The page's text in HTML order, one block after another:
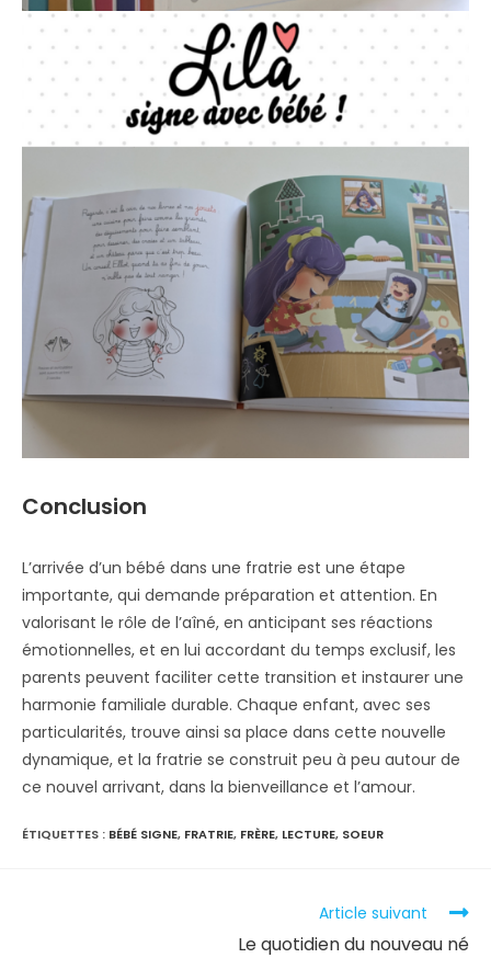
Conclusion
L’arrivée d’un bébé dans une fratrie est une étape
importante, qui demande préparation et attention. En
valorisant le rôle de l’aîné, en anticipant ses réactions
émotionnelles, et en lui accordant du temps exclusif, les
parents peuvent faciliter cette transition et instaurer une
harmonie familiale durable. Chaque enfant, avec ses
particularités, trouve ainsi sa place dans cette nouvelle
dynamique, et la fratrie se construit peu à peu autour de
ce nouvel arrivant, dans la bienveillance et l’amour.
ÉTIQUETTES : BÉBÉ SIGNE, FRATRIE, FRÈRE, LECTURE, SOEUR
Article suivant
Le quotidien du nouveau né